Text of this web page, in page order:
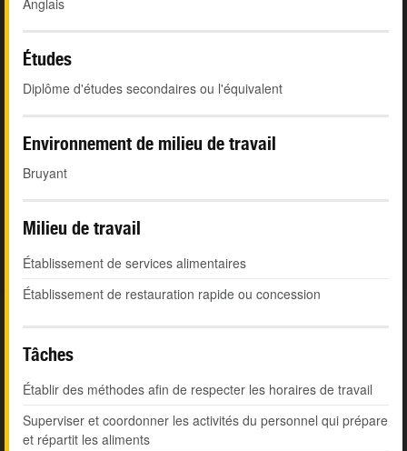
Anglais
Études
Diplôme d'études secondaires ou l'équivalent
Environnement de milieu de travail
Bruyant
Milieu de travail
Établissement de services alimentaires
Établissement de restauration rapide ou concession
Tâches
Établir des méthodes afin de respecter les horaires de travail
Superviser et coordonner les activités du personnel qui prépare
et répartit les aliments